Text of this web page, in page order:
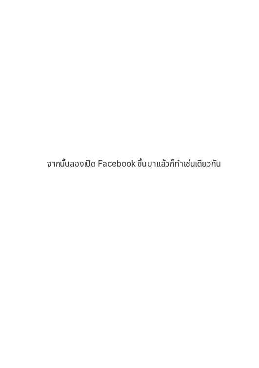
จากนั้นลองเปิด Facebook ขึ้นมาแล้วก็ทำเช่นเดียวกัน